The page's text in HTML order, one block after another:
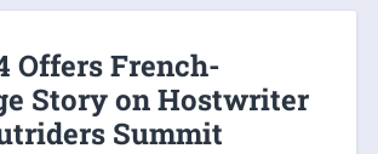
Offers French-
Story on Hostwriter
Summit